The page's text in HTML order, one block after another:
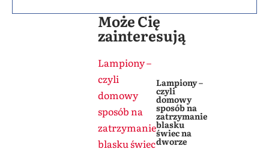
Może Cię
zainteresują
Lampiony –
czyli
domowy
sposób na
zatrzymanie
blasku świec
Lampiony –
czyli
domowy
sposób na
zatrzymanie
blasku
świec na
dworze